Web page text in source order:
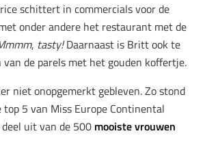
schittert in commercials voor de
onder andere het restaurant met de
, tasty!Daarnaast is Britt ook te
van de parels met het gouden koffertje.
niet onopgemerkt gebleven. Zo stond
5 van Miss Europe Continental
uit van de 500 mooiste vrouwen